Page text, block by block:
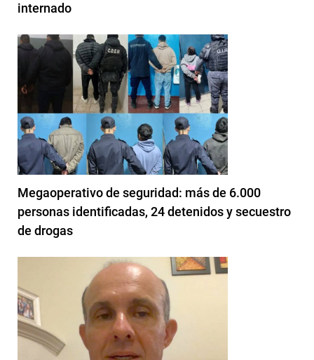
internado
Megaoperativo de seguridad: más de 6.000
personas identificadas, 24 detenidos y secuestro
de drogas